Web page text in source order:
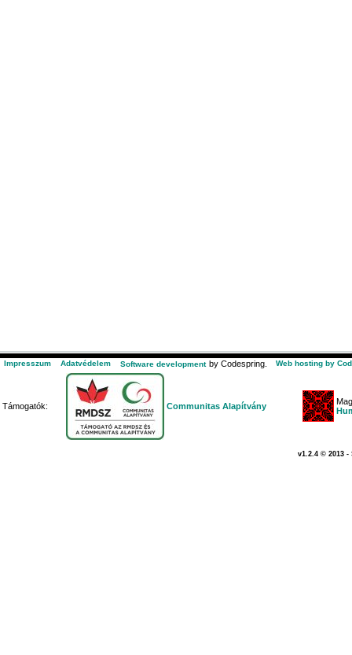
Impresszum Adatvédelem Software development by Codespring. Web hosting by
Támogatók: Communitas Alapítvány
v1.2.4 © 2013